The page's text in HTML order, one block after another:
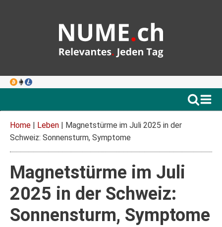
Home | Leben | Magnetstürme im Juli 2025 in der
Schweiz: Sonnensturm, Symptome
Magnetstürme im Juli
2025 in der Schweiz:
Sonnensturm, Symptome